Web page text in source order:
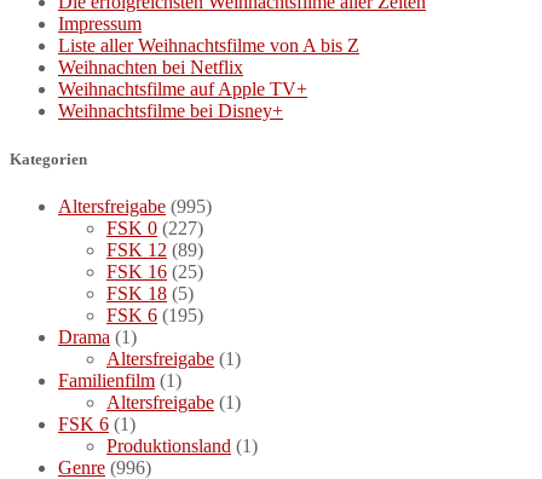
Impressum
Liste aller Weihnachtsfilme von A bis Z
Weihnachten bei Netflix
Weihnachtsfilme auf Apple TV+
Weihnachtsfilme bei Disney+
Kategorien
Altersfreigabe (995)
FSK 0 (227)
FSK 12 (89)
FSK 16 (25)
FSK 18 (5)
FSK 6 (195)
Drama (1)
Altersfreigabe (1)
Familienfilm (1)
Altersfreigabe (1)
FSK 6 (1)
Produktionsland (1)
Genre (996)